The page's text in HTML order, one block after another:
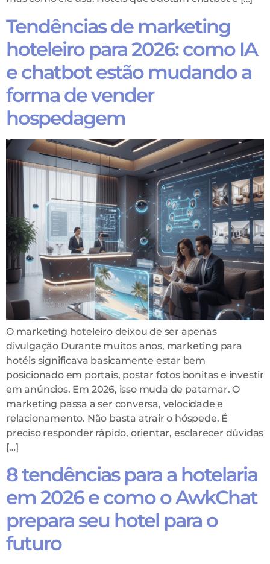
Tendências de marketing
hoteleiro para 2026: como IA
e chatbot estão mudando a
forma de vender
hospedagem
O marketing hoteleiro deixou de ser apenas
divulgação Durante muitos anos, marketing para
hotéis significava basicamente estar bem
posicionado em portais, postar fotos bonitas e investir
em anúncios. Em 2026, isso muda de patamar. O
marketing passa a ser conversa, velocidade e
relacionamento. Não basta atrair o hóspede. É
preciso responder rápido, orientar, esclarecer dúvidas
[…]
8 tendências para a hotelaria
em 2026 e como o AwkChat
prepara seu hotel para o
futuro